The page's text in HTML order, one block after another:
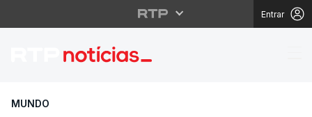
Entrar
Tensão adensa-se
MUNDO